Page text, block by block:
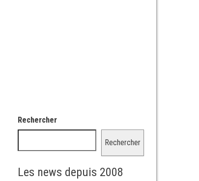
Rechercher
Rechercher
Les news depuis 2008